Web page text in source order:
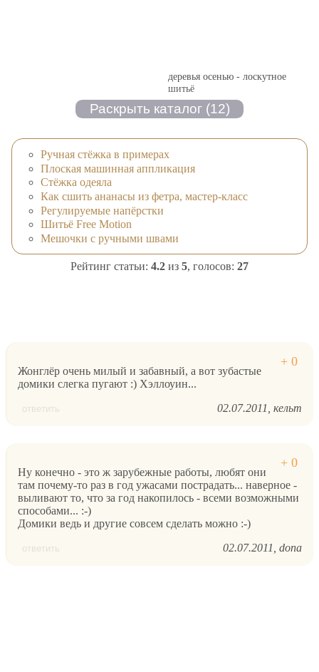
деревья осенью - лоскутное
шитьё
Ручная стёжка в примерах
Плоская машинная аппликация
Стёжка одеяла
Как сшить ананасы из фетра, мастер-класс
Регулируемые напёрстки
Шитьё Free Motion
Мешочки с ручными швами
Рейтинг статьи: 4.2 из 5, голосов: 27
Жонглёр очень милый и забавный, а вот зубастые
домики слегка пугают :) Хэллоуин...
ответить 02.07.2011 кельт
Ну конечно - это ж зарубежные работы, любят они
там почему-то раз в год ужасами пострадать... наверное -
выливают то, что за год накопилось - всеми возможными
способами... :-)
Домики ведь и другие совсем сделать можно :-)
ответить 02.07.2011 dona